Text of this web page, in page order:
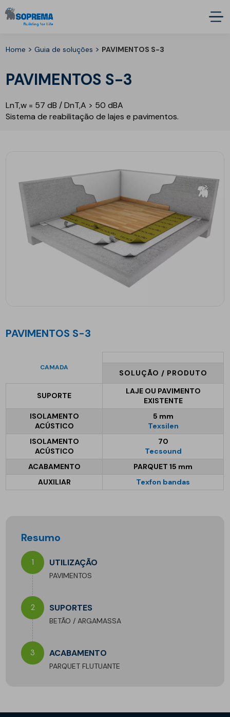
Home >Guia de soluções > PAVIMENTOS S-3
PAVIMENTOS S-3
LnT,w = 57 dB / DnT,A > 50 dBA
Sistema de reabilitação de lajes e pavimentos.
PAVIMENTOS S-3
CAMADA
SOLUÇÃO / PRODUTO
SUPORTE
LAJE OU PAVIMENTO
EXISTENTE
ISOLAMENTO
ACÚSTICO
5 mm
Texsilen
ISOLAMENTO
ACÚSTICO
70
Tecsound
ACABAMENTO
PARQUET 15 mm
AUXILIAR
Texfon bandas
Resumo
1 UTILIZAÇÃO
PAVIMENTOS
2 SUPORTES
BETÃO / ARGAMASSA
3 ACABAMENTO
PARQUET FLUTUANTE